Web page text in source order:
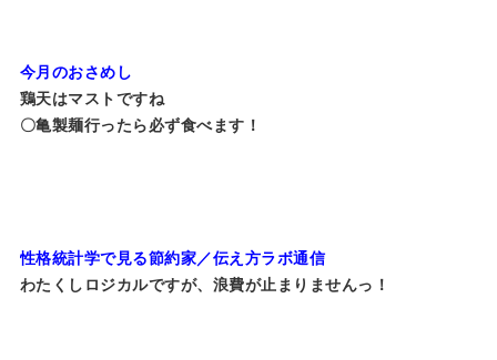
今月のおさめし
鶏天はマストですね
〇亀製麺行ったら必ず食べます！
性格統計学で見る節約家／伝え方ラボ通信
わたくしロジカルですが、浪費が止まりませんっ！